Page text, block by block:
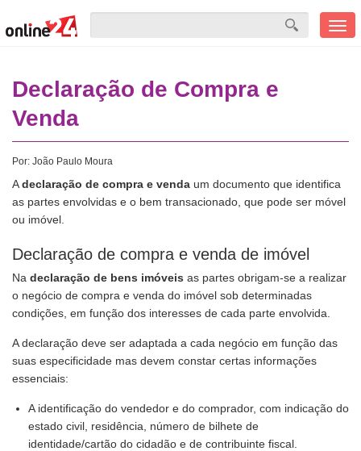
Declaração de Compra e
Venda
Por: João Paulo Moura
Adeclaração de compra e venda um documento que identifica
as partes envolvidas e o bem transacionado, que pode ser móvel
ou imóvel.
Declaração de compra e venda de imóvel
Na declaração de bens imóveis as partes obrigam-se a realizar
o negócio de compra e venda do imóvel sob determinadas
condições, em função dos interesses de cada parte envolvida.
A declaração deve ser adaptada a cada negócio em função das
suas especificidade mas devem constar certas informações
essenciais:
A identificação do vendedor e do comprador, com indicação do
estado civil, residência, número de bilhete de
identidade/cartão do cidadão e de contribuinte fiscal.